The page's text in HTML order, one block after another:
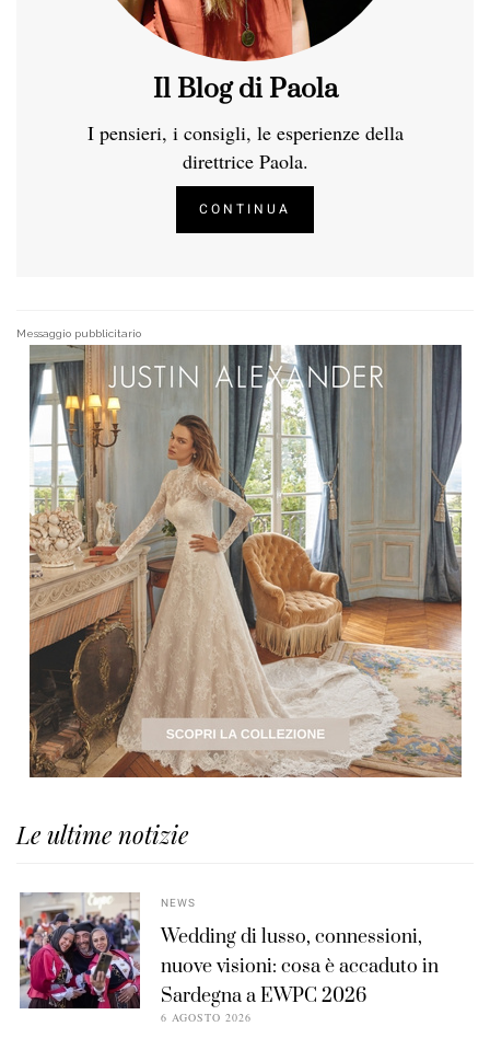
Il Blog di Paola
I pensieri, i consigli, le esperienze della
direttrice Paola.
CONTINUA
Messaggio pubblicitario
Le ultime notizie
NEWS
Wedding di lusso, connessioni,
nuove visioni: cosa è accaduto in
Sardegna a EWPC 2026
6 AGOSTO 2026